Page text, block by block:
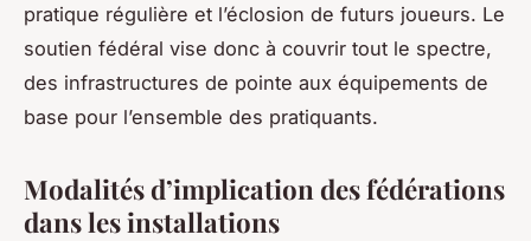
pratique régulière et l’éclosion de futurs joueurs. Le
soutien fédéral vise donc à couvrir tout le spectre,
des infrastructures de pointe aux équipements de
base pour l’ensemble des pratiquants.
Modalités d’implication des fédérations
dans les installations